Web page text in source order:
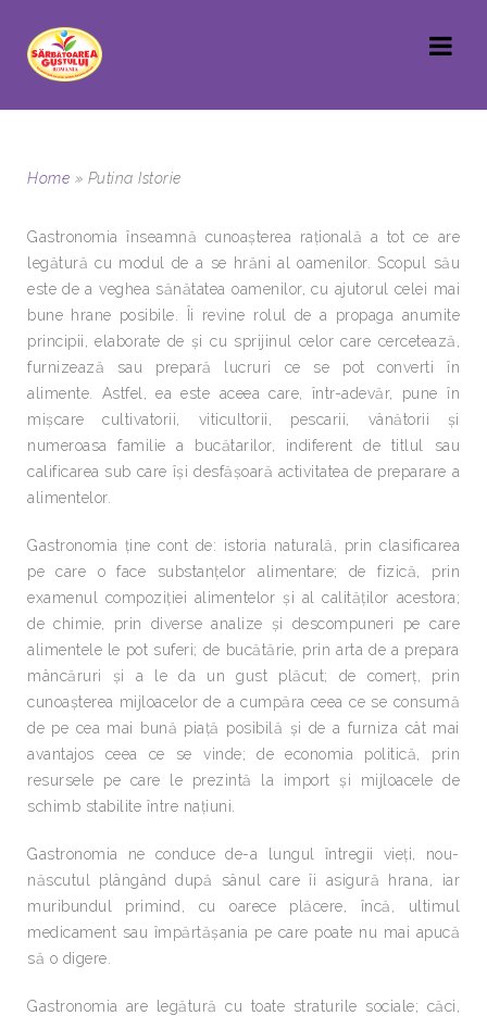
Home » Putina Istorie
Gastronomia înseamnă cunoaşterea raţională a tot ce are
legătură cu modul de a se hrăni al oamenilor. Scopul său
este de a veghea sănătatea oamenilor, cu ajutorul celei mai
bune hrane posibile. Îi revine rolul de a propaga anumite
principii, elaborate de şi cu sprijinul celor care cercetează,
furnizează sau prepară lucruri ce se pot converti în
alimente. Astfel, ea este aceea care, într-adevăr, pune în
mişcare cultivatorii, viticultorii, pescarii, vânătorii şi
numeroasa familie a bucătarilor, indiferent de titlul sau
calificarea sub care îşi desfăşoară activitatea de preparare a
alimentelor.
Gastronomia ţine cont de: istoria naturală, prin clasificarea
pe care o face substanţelor alimentare; de fizică, prin
examenul compoziţiei alimentelor şi al calităţilor acestora;
de chimie, prin diverse analize şi descompuneri pe care
alimentele le pot suferi; de bucătărie, prin arta de a prepara
mâncăruri şi a le da un gust plăcut; de comerţ, prin
cunoaşterea mijloacelor de a cumpăra ceea ce se consumă
de pe cea mai bună piaţă posibilă şi de a furniza cât mai
avantajos ceea ce se vinde; de economia politică, prin
resursele pe care le prezintă la import şi mijloacele de
schimb stabilite între naţiuni.
Gastronomia ne conduce de-a lungul întregii vieţi, nou-
născutul plângând după sânul care îi asigură hrana, iar
muribundul primind, cu oarece plăcere, încă, ultimul
medicament sau împărtăşania pe care poate nu mai apucă
să o digere.
Gastronomia are legătură cu toate straturile sociale; căci,